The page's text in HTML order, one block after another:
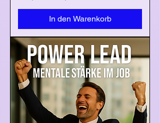
In den Warenkorb